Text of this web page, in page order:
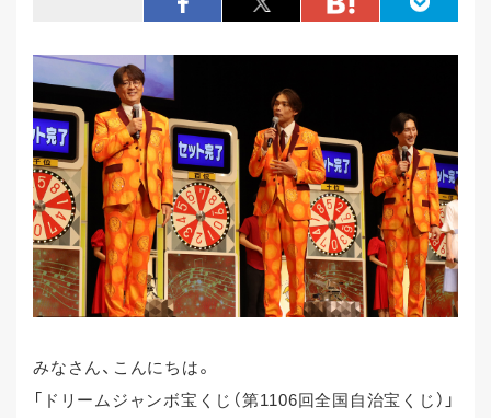
みなさん、こんにちは。
「ドリームジャンボ宝くじ（第1106回全国自治宝くじ）」